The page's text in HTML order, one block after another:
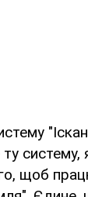
систему,
щоб